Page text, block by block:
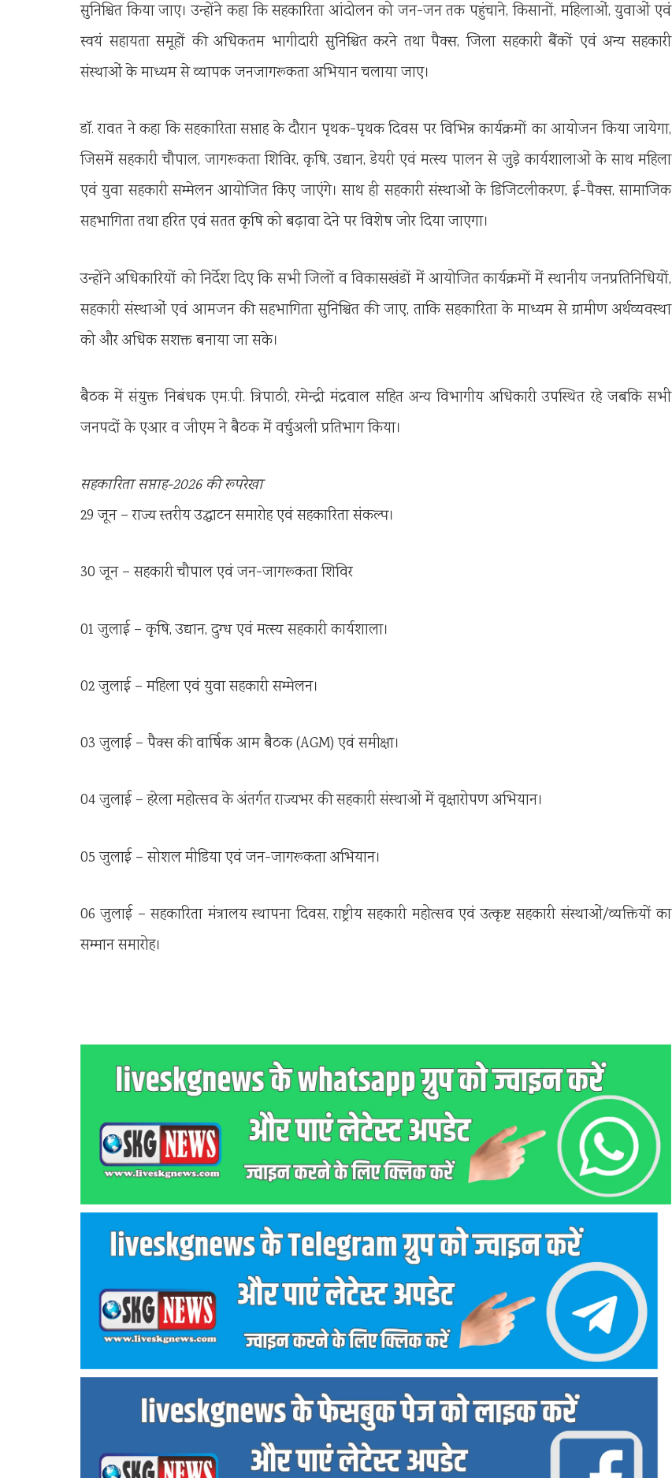
सुनिश्चित किया जाए। उन्होंने कहा कि सहकारिता आंदोलन को जन-जन तक पहुंचाने, किसानों, महिलाओं, युवाओं एवं
स्वयं सहायता समूहों की अधिकतम भागीदारी सुनिश्चित करने तथा पैक्स, जिला सहकारी बैंकों एवं अन्य सहकारी
संस्थाओं के माध्यम से व्यापक जनजागरूकता अभियान चलाया जाए।
डॉ. रावत ने कहा कि सहकारिता सप्ताह के दौरान पृथक-पृथक दिवस पर विभिन्न कार्यक्रमों का आयोजन किया जायेगा,
जिसमें सहकारी चौपाल, जागरूकता शिविर, कृषि, उद्यान, डेयरी एवं मत्स्य पालन से जुड़े कार्यशालाओं के साथ महिला
एवं युवा सहकारी सम्मेलन आयोजित किए जाएंगे। साथ ही सहकारी संस्थाओं के डिजिटलीकरण, ई-पैक्स, सामाजिक
सहभागिता तथा हरित एवं सतत कृषि को बढ़ावा देने पर विशेष जोर दिया जाएगा।
उन्होंने अधिकारियों को निर्देश दिए कि सभी जिलों व विकासखंडों में आयोजित कार्यक्रमों में स्थानीय जनप्रतिनिधियों,
सहकारी संस्थाओं एवं आमजन की सहभागिता सुनिश्चित की जाए, ताकि सहकारिता के माध्यम से ग्रामीण अर्थव्यवस्था
को और अधिक सशक्त बनाया जा सके।
बैठक में संयुक्त निबंधक एम.पी. त्रिपाठी, रमेन्द्री मंद्रवाल सहित अन्य विभागीय अधिकारी उपस्थित रहे जबकि सभी
जनपदों के एआर व जीएम ने बैठक में वर्चुअली प्रतिभाग किया।
सहकारिता सप्ताह-2026 की रूपरेखा
29 जून – राज्य स्तरीय उद्घाटन समारोह एवं सहकारिता संकल्प।
30 जून – सहकारी चौपाल एवं जन-जागरूकता शिविर
01 जुलाई – कृषि, उद्यान, दुग्ध एवं मत्स्य सहकारी कार्यशाला।
02 जुलाई – महिला एवं युवा सहकारी सम्मेलन।
03 जुलाई – पैक्स की वार्षिक आम बैठक (AGM) एवं समीक्षा।
04 जुलाई – हरेला महोत्सव के अंतर्गत राज्यभर की सहकारी संस्थाओं में वृक्षारोपण अभियान।
05 जुलाई – सोशल मीडिया एवं जन-जागरूकता अभियान।
06 जुलाई – सहकारिता मंत्रालय स्थापना दिवस, राष्ट्रीय सहकारी महोत्सव एवं उत्कृष्ट सहकारी संस्थाओं/व्यक्तियों का
सम्मान समारोह।